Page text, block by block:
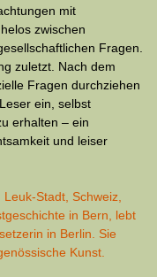
mit
zwischen
Fragen.
zuletzt. Nach dem
Fragen durchziehen
ein, selbst
erhalten – ein
und leiser
Stadt, Schweiz,
in Bern, lebt
in Berlin. Sie
Kunst.